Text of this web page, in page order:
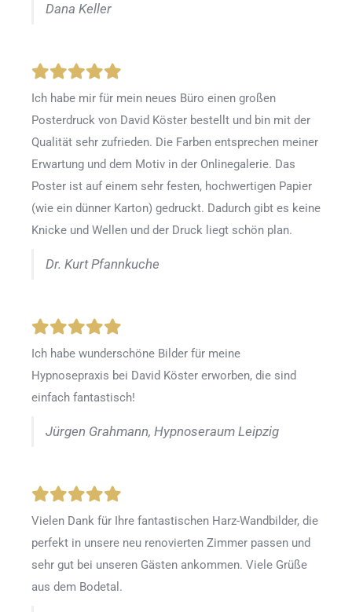
Dana Keller
Ich habe mir für mein neues Büro einen großen
Posterdruck von David Köster bestellt und bin mit der
Qualität sehr zufrieden. Die Farben entsprechen meiner
Erwartung und dem Motiv in der Onlinegalerie. Das
Poster ist auf einem sehr festen, hochwertigen Papier
(wie ein dünner Karton) gedruckt. Dadurch gibt es keine
Knicke und Wellen und der Druck liegt schön plan.
Dr. Kurt Pfannkuche
Ich habe wunderschöne Bilder für meine
Hypnosepraxis bei David Köster erworben, die sind
einfach fantastisch!
Jürgen Grahmann, Hypnoseraum Leipzig
Vielen Dank für Ihre fantastischen Harz-Wandbilder, die
perfekt in unsere neu renovierten Zimmer passen und
sehr gut bei unseren Gästen ankommen. Viele Grüße
aus dem Bodetal.